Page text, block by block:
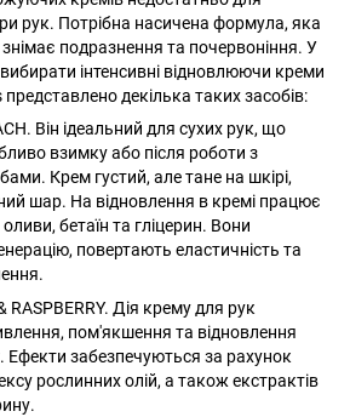
рук. Потрібна насичена формула, яка
подразнення та почервоніння. У
інтенсивні відновлюючи креми
декілька таких засобів:
Він ідеальний для сухих рук, що
взимку або після роботи з
Крем густий, але тане на шкірі,
шар. На відновлення в кремі працює
бетаїн та гліцерин. Вони
повертають еластичність та
RASPBERRY. Дія крему для рук
пом'якшення та відновлення
Ефекти забезпечуються за рахунок
рослинних олій, а також екстрактів